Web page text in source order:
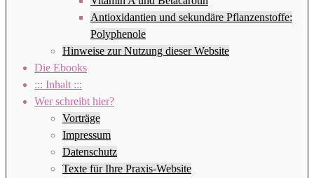
Antioxidantien und sekundäre Pflanzenstoffe:
Polyphenole
Hinweise zur Nutzung dieser Website
Die Ebooks
::: Inhalt :::
Wer schreibt hier?
Vorträge
Impressum
Datenschutz
Texte für Ihre Praxis-Website